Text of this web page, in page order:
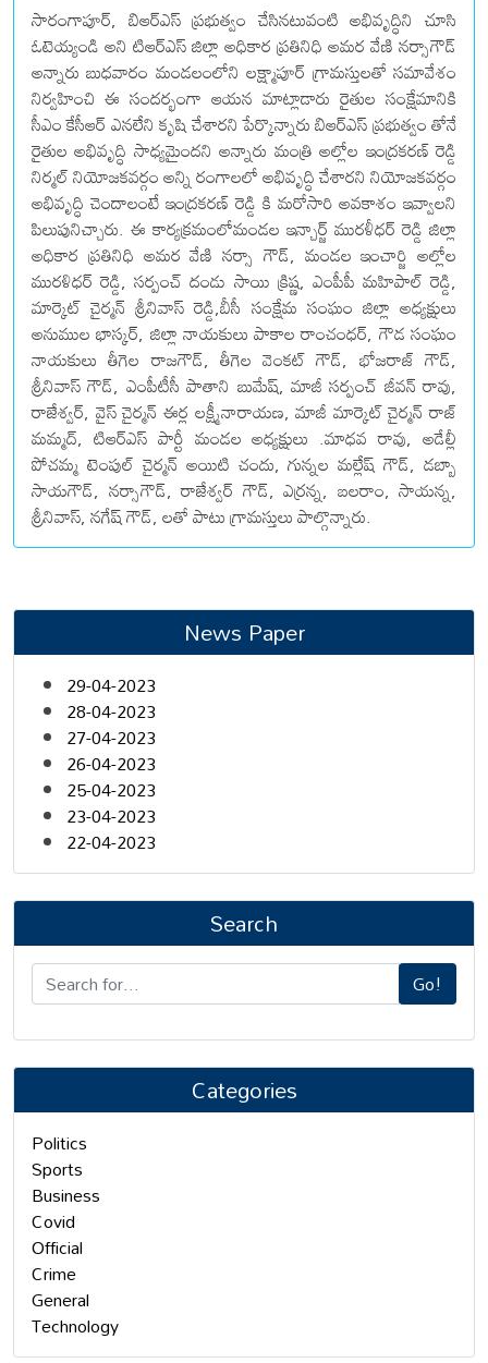
సారంగాపూర్, బిఆర్ఎస్ ప్రభుత్వం చేసినటువంటి అభివృద్ధిని చూసి
ఓటెయ్యండి అని టిఆర్ఎస్ జిల్లా అధికార ప్రతినిధి అమర వేణి నర్సాగౌడ్
అన్నారు బుధవారం మండలంలోని లక్ష్మాపూర్ గ్రామస్తులతో సమావేశం
నిర్వహించి ఈ సందర్భంగా ఆయన మాట్లాడారు రైతుల సంక్షేమానికి
సీఎం కేసీఆర్ ఎనలేని కృషి చేశారని పేర్కొన్నారు బిఆర్ఎస్ ప్రభుత్వం తోనే
రైతుల అభివృద్ధి సాధ్యమైందని అన్నారు మంత్రి అల్లోల ఇంద్రకరణ్ రెడ్డి
నిర్మల్ నియోజకవర్గం అన్ని రంగాలలో అభివృద్ధి చేశారని నియోజకవర్గం
అభివృద్ధి చెందాలంటే ఇంద్రకరణ్ రెడ్డి కి మరోసారి అవకాశం ఇవ్వాలని
పిలుపునిచ్చారు. ఈ కార్యక్రమంలోమండల ఇన్చార్జ్ మురళీధర్ రెడ్డి జిల్లా
అధికార ప్రతినిధి అమర వేణి నర్సా గౌడ్, మండల ఇంచార్జి అల్లోల
మురళిధర్ రెడ్డి, సర్పంచ్ దండు సాయి క్రిష్ణ, ఎంపీపీ మహిపాల్ రెడ్డి,
మార్కెట్ చైర్మన్ శ్రీనివాస్ రెడ్డి,బీసీ సంక్షేమ సంఘం జిల్లా అధ్యక్షులు
అనుముల భాస్కర్, జిల్లా నాయకులు పాకాల రాంచంధర్, గౌడ సంఘం
నాయకులు తీగెల రాజగౌడ్, తీగెల వెంకట్ గౌడ్, భోజరాజ్ గౌడ్,
శ్రీనివాస్ గౌడ్, ఎంపీటీసీ పాతాని బుమేష్, మాజీ సర్పంచ్ జీవన్ రావు,
రాజేశ్వర్, వైస్ చైర్మన్ ఈర్ల లక్ష్మీనారాయణ, మాజీ మార్కెట్ చైర్మన్ రాజ్
మమ్మద్, టిఆర్ఎస్ పార్టీ మండల అధ్యక్షులు .మాధవ రావు, అడేల్లీ
పోచమ్మ టెంపుల్ చైర్మన్ అయిటి చందు, గున్నల మల్లేష్ గౌడ్, డబ్బా
సాయగౌడ్, నర్సాగౌడ్, రాజేశ్వర్ గౌడ్, ఎర్రన్న, బలరాం, సాయన్న,
శ్రీనివాస్, నగేష్ గౌడ్, లతో పాటు గ్రామస్తులు పాల్గొన్నారు.
News Paper
29-04-2023
28-04-2023
27-04-2023
26-04-2023
25-04-2023
23-04-2023
22-04-2023
Search
Go!
Categories
Politics
Sports
Business
Covid
Official
Crime
General
Technology